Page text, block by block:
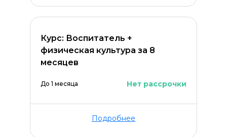
Курс: Воспитатель +
физическая культура за 8
месяцев
До 1 месяца Нет рассрочки
Подробнее